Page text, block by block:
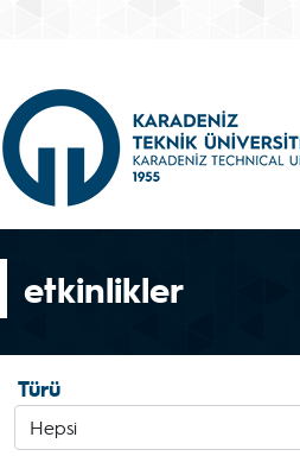
etkinlikler
Türü